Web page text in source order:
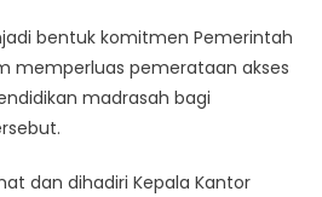
bentuk komitmen Pemerintah
memperluas pemerataan akses
madrasah bagi
dan dihadiri Kepala Kantor